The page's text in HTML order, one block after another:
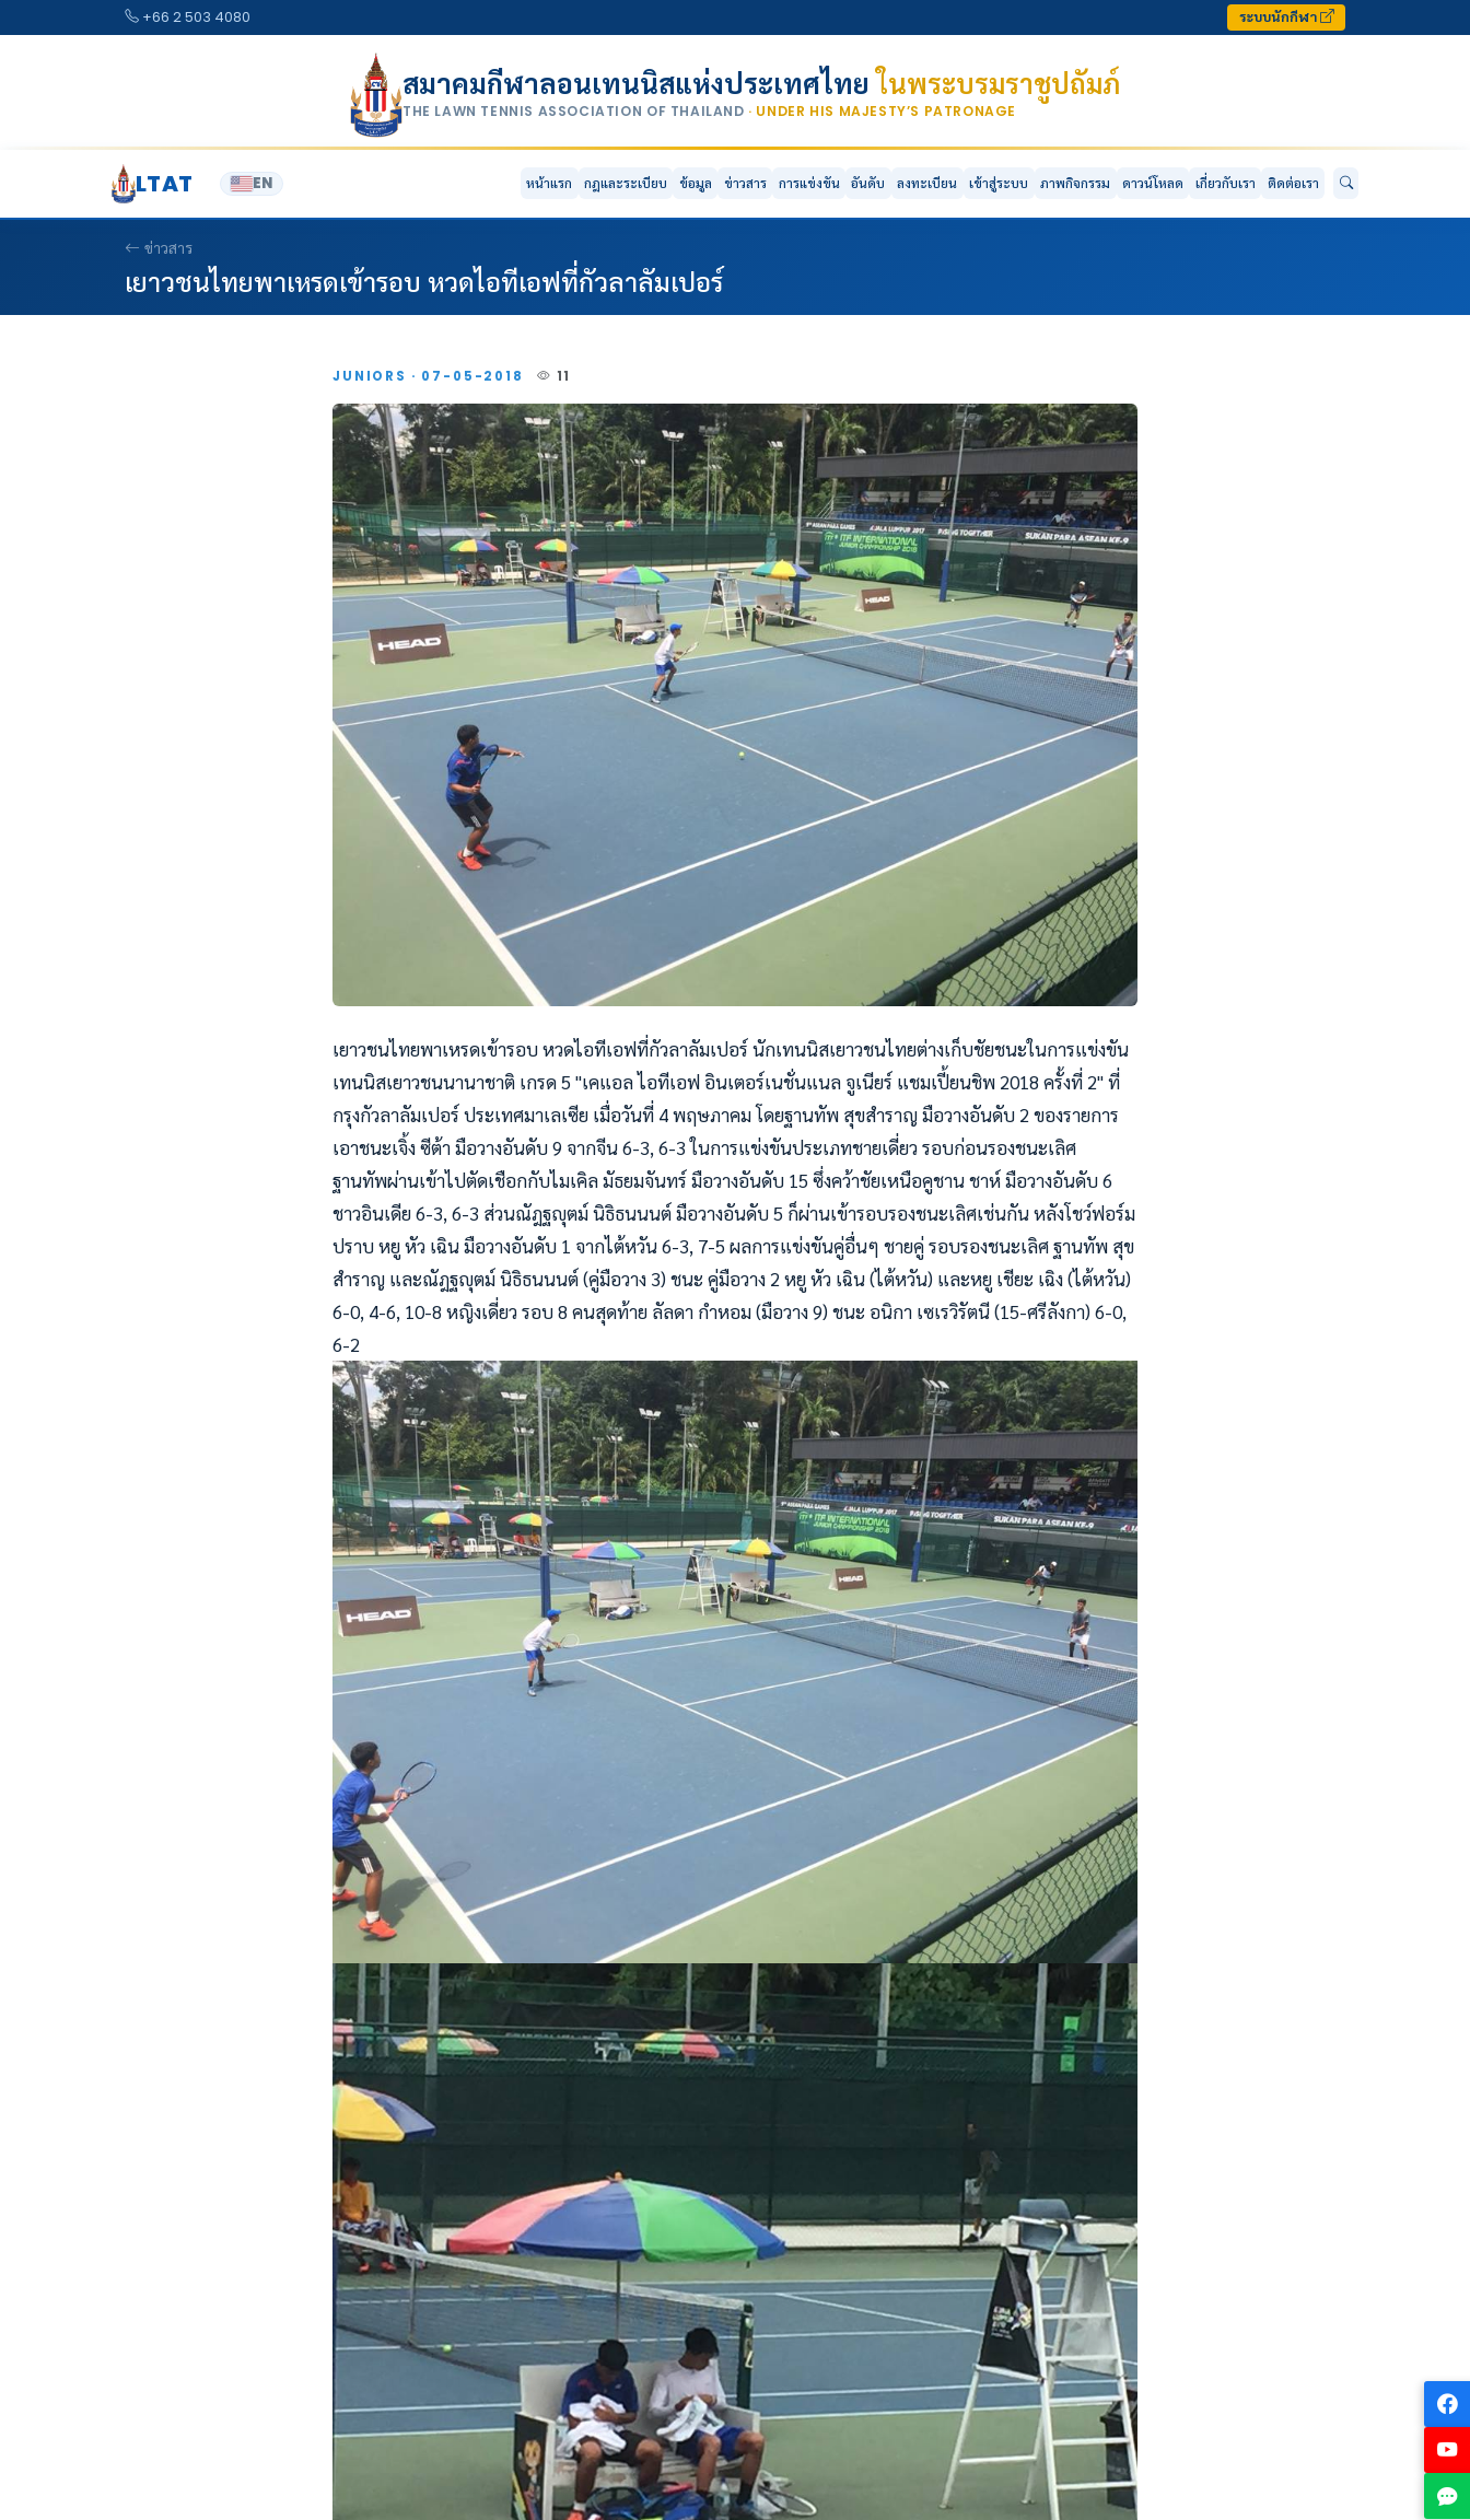
+66 2 503 4080 ระบบนักกีฬา
สมาคมกีฬาลอนเทนนิสแห่งประเทศไทยในพระบรมราชูปถัมภ์
THE LAWN TENNIS ASSOCIATION OF THAILAND · UNDER HIS MAJESTY’S PATRONAGE
LTAT EN หน้าแรก กฎและระเบียบ ข้อมูล ข่าวสาร การแข่งขัน อันดับ ลงทะเบียน เข้าสู่ระบบ ภาพกิจกรรม ดาวน์โหลด เกี่ยวกับเรา ติดต่อเรา
ข่าวสาร
เยาวชนไทยพาเหรดเข้ารอบ หวดไอทีเอฟที่กัวลาลัมเปอร์
JUNIORS · 07-05-2018 11
เยาวชนไทยพาเหรดเข้ารอบ หวดไอทีเอฟที่กัวลาลัมเปอร์ นักเทนนิสเยาวชนไทยต่างเก็บชัยชนะในการแข่งขัน
เทนนิสเยาวชนนานาชาติ เกรด 5 "เคแอล ไอทีเอฟ อินเตอร์เนชั่นแนล จูเนียร์ แชมเปี้ยนชิพ 2018 ครั้งที่ 2" ที่
กรุงกัวลาลัมเปอร์ ประเทศมาเลเซีย เมื่อวันที่ 4 พฤษภาคม โดยฐานทัพ สุขสำราญ มือวางอันดับ 2 ของรายการ
เอาชนะเจิ้ง ซีต้า มือวางอันดับ 9 จากจีน 6-3, 6-3 ในการแข่งขันประเภทชายเดี่ยว รอบก่อนรองชนะเลิศ
ฐานทัพผ่านเข้าไปตัดเชือกกับไมเคิล มัธยมจันทร์ มือวางอันดับ 15 ซึ่งคว้าชัยเหนือคูชาน ชาห์ มือวางอันดับ 6
ชาวอินเดีย 6-3, 6-3 ส่วนณัฎฐญุตม์ นิธิธนนนต์ มือวางอันดับ 5 ก็ผ่านเข้ารอบรองชนะเลิศเช่นกัน หลังโชว์ฟอร์ม
ปราบ หยู หัว เฉิน มือวางอันดับ 1 จากไต้หวัน 6-3, 7-5 ผลการแข่งขันคู่อื่นๆ ชายคู่ รอบรองชนะเลิศ ฐานทัพ สุข
สำราญ และณัฎฐญุตม์ นิธิธนนนต์ (คู่มือวาง 3) ชนะ คู่มือวาง 2 หยู หัว เฉิน (ไต้หวัน) และหยู เชียะ เฉิง (ไต้หวัน)
6-0, 4-6, 10-8 หญิงเดี่ยว รอบ 8 คนสุดท้าย ลัลดา กำหอม (มือวาง 9) ชนะ อนิกา เซเรวิรัตนี (15-ศรีลังกา) 6-0,
6-2